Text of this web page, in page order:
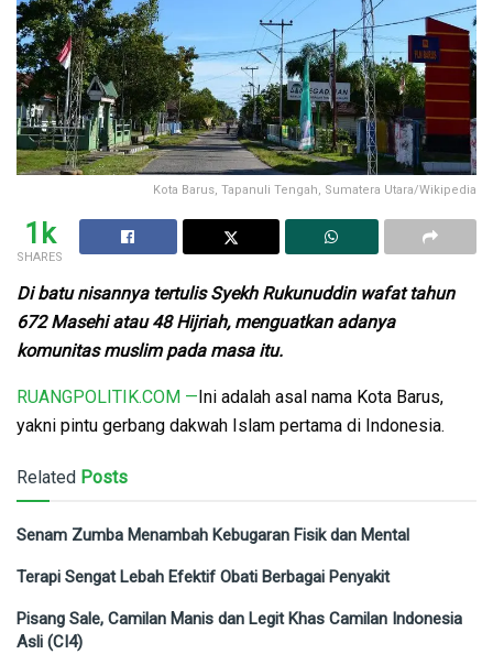
Kota Barus, Tapanuli Tengah, Sumatera Utara/Wikipedia
1k
SHARES
Di batu nisannya tertulis Syekh Rukunuddin wafat tahun
672 Masehi atau 48 Hijriah, menguatkan adanya
komunitas muslim pada masa itu.
RUANGPOLITIK.COM — Ini adalah asal nama Kota Barus,
yakni pintu gerbang dakwah Islam pertama di Indonesia.
Related Posts
Senam Zumba Menambah Kebugaran Fisik dan Mental
Terapi Sengat Lebah Efektif Obati Berbagai Penyakit
Pisang Sale, Camilan Manis dan Legit Khas Camilan Indonesia
Asli (CI4)